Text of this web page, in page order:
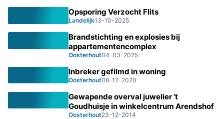
Opsporingslijst
Cold Cases
Tip doorgeven
Volg ons
Opsporing Verzocht Flits
Landelijk13-10-2025
Brandstichting en explosies bij
appartementencomplex
Oosterhout04-03-2025
Inbreker gefilmd in woning
Oosterhout08-12-2020
Gewapende overval juwelier ’t
Goudhuisje in winkelcentrum Arendshof
Oosterhout23-12-2014